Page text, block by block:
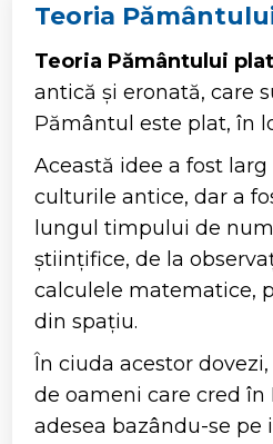
Teoria
Teoria Pământului plat
antică și eronată, care
Pământul este plat, în
Această idee a fost
culturile antice, dar a
lungul timpului de
științifice, de la
calculele matematice,
din spațiu.
În ciuda acestor
de oameni care cred
adesea bazându-se